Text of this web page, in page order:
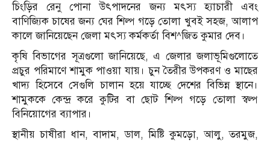
চিংড়ির রেনু পোনা উৎপাদনের জন্য মৎস্য হ্যাচারী এবং
বাণিজ্যিক চাষের জন্য ঘের শিল্প গড়ে তোলা খুবই সহজ, আলাপ
কালে জানিয়েছেন জেলা মৎস্য কর্মকর্তা বিশ^জিত কুমার দেব।
কৃষি বিভাগের সূত্রগুলো জানিয়েছে, এ জেলার জলাভূমিগুলোতে
প্রচুর পরিমাণে শামুক পাওয়া যায়। চুন তৈরীর উপকরণ ও মাছের
খাদ্য হিসেবে সেগুলি চালান হয়ে যাচ্ছে দেশের বিভিন্ন স্থানে।
শামুককে কেন্দ্র করে কুটির বা ছোট শিল্প গড়ে তোলা স্বল্প
বিনিয়োগের ব্যাপার।
স্থানীয় চাষীরা ধান, বাদাম, ডাল, মিষ্টি কুমড়ো, আলু, তরমুজ,